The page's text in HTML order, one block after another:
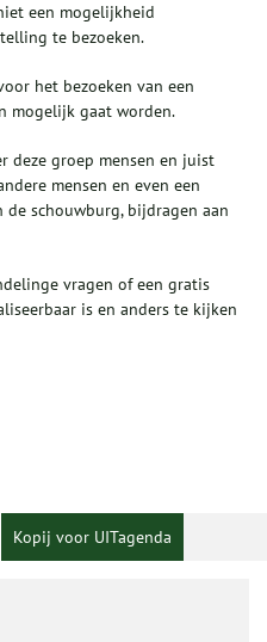
een mogelijkheid
te bezoeken.
het bezoeken van een
mogelijk gaat worden.
deze groep mensen en juist
mensen en even een
schouwburg, bijdragen aan
vragen of een gratis
is en anders te kijken
Kopij voor UITagenda